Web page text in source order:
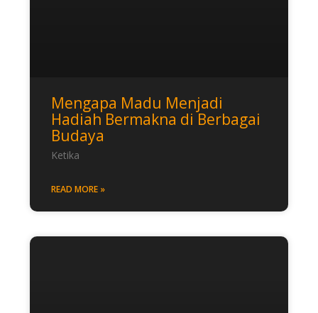
Mengapa Madu Menjadi
Hadiah Bermakna di Berbagai
Budaya
Ketika
READ MORE »